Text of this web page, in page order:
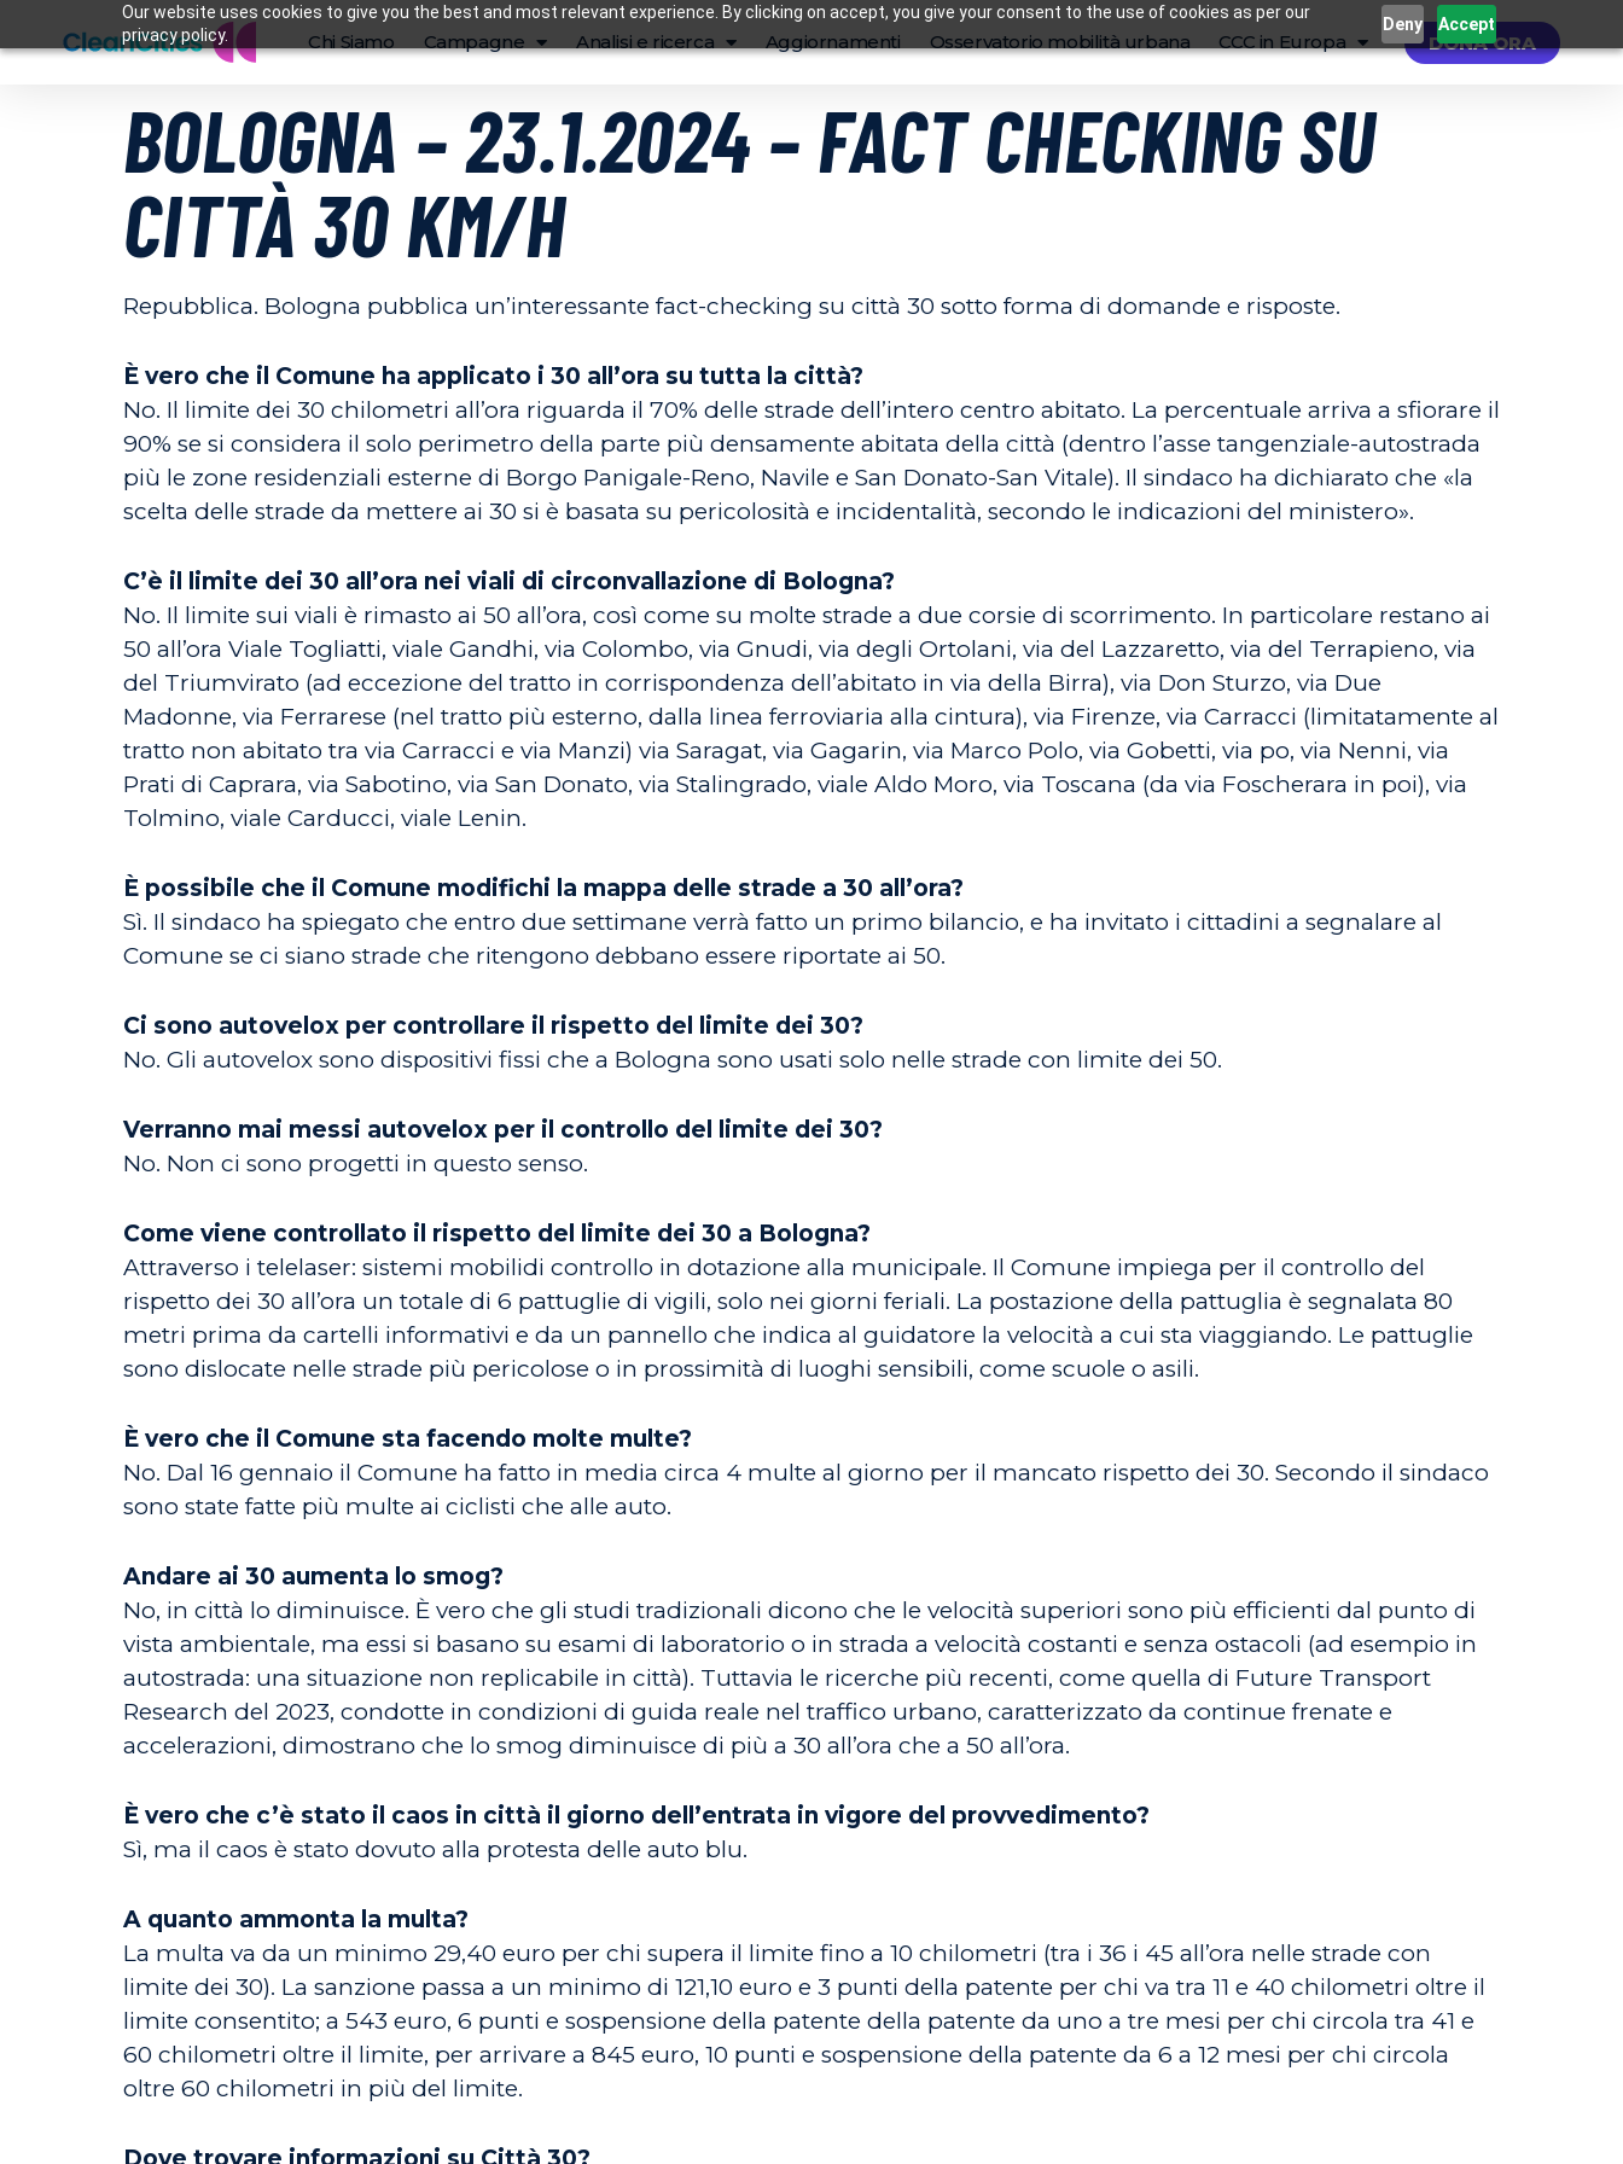
Our website uses cookies to give you the best and most relevant experience. By clicking on accept, you give your consent to the use of cookies as per our
privacy policy.
Deny Accept
Chi Siamo Campagne Analisi e ricerca Aggiornamenti Osservatorio mobilità urbana CCC in Europa DONA ORA
BOLOGNA – 23.1.2024 – FACT CHECKING SU
CITTÀ 30 KM/H
Repubblica. Bologna pubblica un’interessante fact-checking su città 30 sotto forma di domande e risposte.
È vero che il Comune ha applicato i 30 all’ora su tutta la città?
No. Il limite dei 30 chilometri all’ora riguarda il 70% delle strade dell’intero centro abitato. La percentuale arriva a sfiorare il
90% se si considera il solo perimetro della parte più densamente abitata della città (dentro l’asse tangenziale-autostrada
più le zone residenziali esterne di Borgo Panigale-Reno, Navile e San Donato-San Vitale). Il sindaco ha dichiarato che «la
scelta delle strade da mettere ai 30 si è basata su pericolosità e incidentalità, secondo le indicazioni del ministero».
C’è il limite dei 30 all’ora nei viali di circonvallazione di Bologna?
No. Il limite sui viali è rimasto ai 50 all’ora, così come su molte strade a due corsie di scorrimento. In particolare restano ai
50 all’ora Viale Togliatti, viale Gandhi, via Colombo, via Gnudi, via degli Ortolani, via del Lazzaretto, via del Terrapieno, via
del Triumvirato (ad eccezione del tratto in corrispondenza dell’abitato in via della Birra), via Don Sturzo, via Due
Madonne, via Ferrarese (nel tratto più esterno, dalla linea ferroviaria alla cintura), via Firenze, via Carracci (limitatamente al
tratto non abitato tra via Carracci e via Manzi) via Saragat, via Gagarin, via Marco Polo, via Gobetti, via po, via Nenni, via
Prati di Caprara, via Sabotino, via San Donato, via Stalingrado, viale Aldo Moro, via Toscana (da via Foscherara in poi), via
Tolmino, viale Carducci, viale Lenin.
È possibile che il Comune modifichi la mappa delle strade a 30 all’ora?
Sì. Il sindaco ha spiegato che entro due settimane verrà fatto un primo bilancio, e ha invitato i cittadini a segnalare al
Comune se ci siano strade che ritengono debbano essere riportate ai 50.
Ci sono autovelox per controllare il rispetto del limite dei 30?
No. Gli autovelox sono dispositivi fissi che a Bologna sono usati solo nelle strade con limite dei 50.
Verranno mai messi autovelox per il controllo del limite dei 30?
No. Non ci sono progetti in questo senso.
Come viene controllato il rispetto del limite dei 30 a Bologna?
Attraverso i telelaser: sistemi mobilidi controllo in dotazione alla municipale. Il Comune impiega per il controllo del
rispetto dei 30 all’ora un totale di 6 pattuglie di vigili, solo nei giorni feriali. La postazione della pattuglia è segnalata 80
metri prima da cartelli informativi e da un pannello che indica al guidatore la velocità a cui sta viaggiando. Le pattuglie
sono dislocate nelle strade più pericolose o in prossimità di luoghi sensibili, come scuole o asili.
È vero che il Comune sta facendo molte multe?
No. Dal 16 gennaio il Comune ha fatto in media circa 4 multe al giorno per il mancato rispetto dei 30. Secondo il sindaco
sono state fatte più multe ai ciclisti che alle auto.
Andare ai 30 aumenta lo smog?
No, in città lo diminuisce. È vero che gli studi tradizionali dicono che le velocità superiori sono più efficienti dal punto di
vista ambientale, ma essi si basano su esami di laboratorio o in strada a velocità costanti e senza ostacoli (ad esempio in
autostrada: una situazione non replicabile in città). Tuttavia le ricerche più recenti, come quella di Future Transport
Research del 2023, condotte in condizioni di guida reale nel traffico urbano, caratterizzato da continue frenate e
accelerazioni, dimostrano che lo smog diminuisce di più a 30 all’ora che a 50 all’ora.
È vero che c’è stato il caos in città il giorno dell’entrata in vigore del provvedimento?
Sì, ma il caos è stato dovuto alla protesta delle auto blu.
A quanto ammonta la multa?
La multa va da un minimo 29,40 euro per chi supera il limite fino a 10 chilometri (tra i 36 i 45 all’ora nelle strade con
limite dei 30). La sanzione passa a un minimo di 121,10 euro e 3 punti della patente per chi va tra 11 e 40 chilometri oltre il
limite consentito; a 543 euro, 6 punti e sospensione della patente della patente da uno a tre mesi per chi circola tra 41 e
60 chilometri oltre il limite, per arrivare a 845 euro, 10 punti e sospensione della patente da 6 a 12 mesi per chi circola
oltre 60 chilometri in più del limite.